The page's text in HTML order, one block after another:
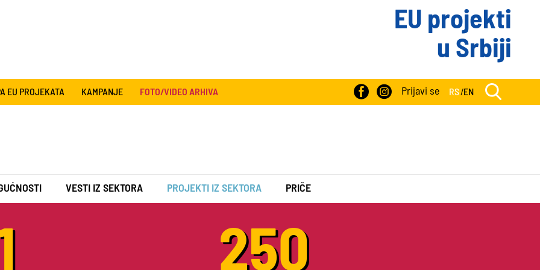
EU projekti
u Srbiji
EU PROJEKATA KAMPANJE FOTO/VIDEO ARHIVA Prijavi se RS/EN
VESTI IZ SEKTORA PROJEKTI IZ SEKTORA PRIČE
250